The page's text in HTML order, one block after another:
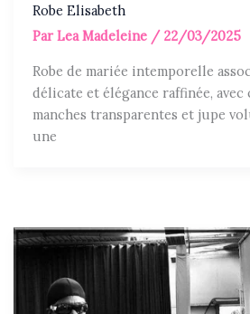
Robe Elisabeth
ParLea Madeleine / 22/03/2025
Robe de mariée intemporelle
délicate et élégance raffinée,
manches transparentes et jupe
une